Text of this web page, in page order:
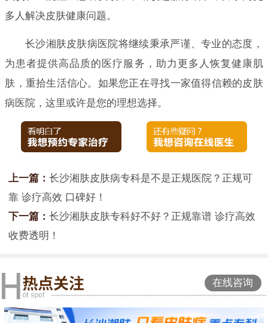
多人解决皮肤健康问题。
长沙湘肤皮肤病医院将继续秉承严谨、专业的态度，
为患者提供高品质的医疗服务，助力更多人恢复健康肌
肤，重拾生活信心。如果您正在寻找一家值得信赖的皮肤
病医院，这里或许是您的理想选择。
上一篇： 长沙湘肤皮肤病专科是不是正规医院？正规可
靠 诊疗高效 口碑好！
下一篇： 长沙湘肤皮肤专科好不好？正规靠谱 诊疗高效
收费透明！
在线咨询